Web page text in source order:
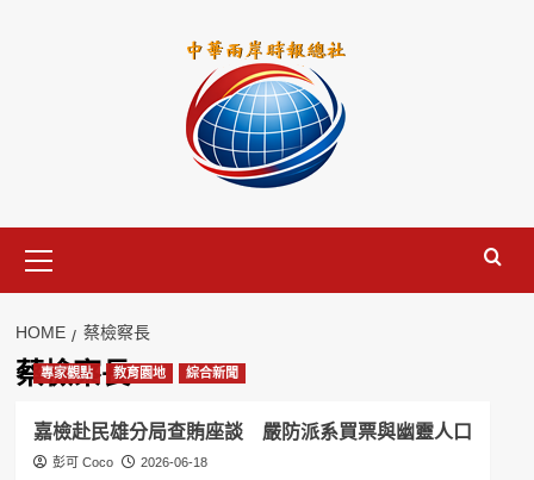
Menu
HOME 蔡檢察長
蔡檢察長
專家觀點 教育園地 綜合新聞
嘉檢赴民雄分局查賄座談 嚴防派系買票與幽靈人口
彭可 Coco 2026-06-18